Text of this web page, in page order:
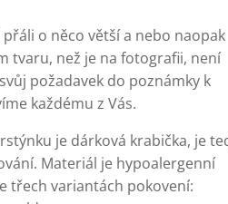
o něco větší a nebo naopak
tvaru, než je na fotografii, není
požadavek do poznámky k
každému z Vás.
je dárková krabička, je
Materiál je hypoalergenní
třech variantách pokovení: